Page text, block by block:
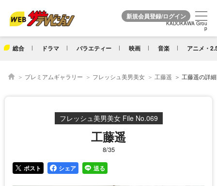
KADOKAWA Grou
p
総合 ドラマ バラエティー 映画 音楽 アニメ・
KADOKAWA Grou
p
プレミアムギャラリー フレッシュ美男美女 工藤遥 工藤遥の詳
フレッシュ美男美女 File No.069
工藤遥
8/35
ポスト シェア 送る